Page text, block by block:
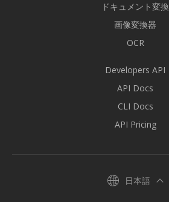
ドキュメント変換
画像変換器
OCR
Developers API
API Docs
CLI Docs
API Pricing
日本語